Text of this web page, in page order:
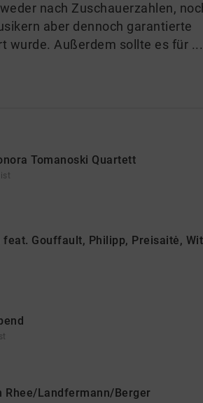
nach Zuschauerzahlen,
aber dennoch garantierte
wurde. Außerdem sollte es für ...
Tomanoski Quartett
feat. Gouffault, Philipp, Preisaitė,
Rhee/Landfermann/Berger